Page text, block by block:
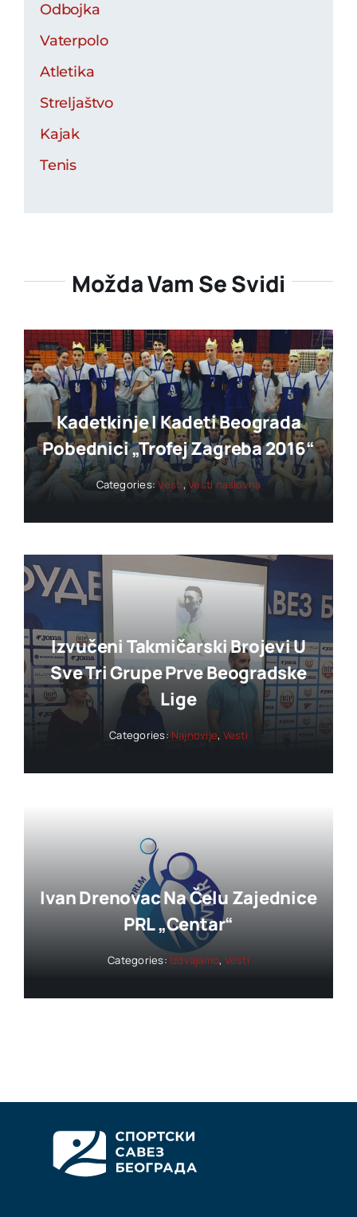
Odbojka
Vaterpolo
Atletika
Streljaštvo
Kajak
Tenis
Možda Vam Se Svidi
Kadetkinje I Kadeti Beograda
Pobednici „trofej Zagreba 2016“
Categories:Vesti,Vesti naslovna
Izvučeni Takmičarski Brojevi U
Sve Tri Grupe Prve Beogradske
Lige
Categories: Najnovije, Vesti
Ivan Drenovac Na Čelu Zajednice
PRL „Centar“
Categories: Izdvajamo, Vesti